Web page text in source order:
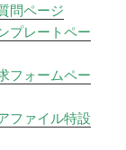
問ページ
プレートペー
フォームペー
ファイル特設